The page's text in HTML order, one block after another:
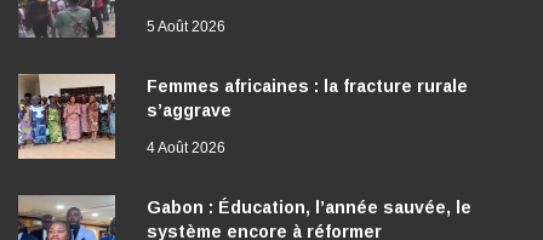
5 Août 2026
Femmes africaines : la fracture rurale
s’aggrave
4 Août 2026
Gabon : Éducation, l’année sauvée, le
système encore à réformer